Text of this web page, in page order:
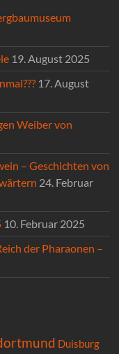
19. August 2025
17. August
Weiber von
– Geschichten von
24. Februar
10. Februar 2025
der Pharaonen –
Duisburg